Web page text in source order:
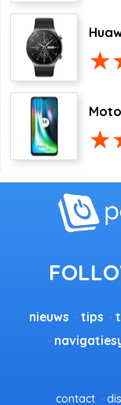
nieuws tips
contact